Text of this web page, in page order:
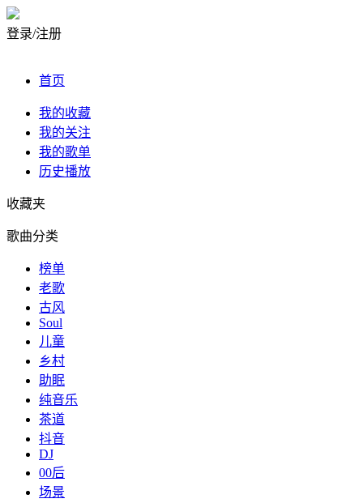
登录/注册
首页
我的收藏
我的关注
我的歌单
历史播放
收藏夹
歌曲分类
榜单
老歌
古风
Soul
儿童
乡村
助眠
纯音乐
茶道
抖音
DJ
00后
场景